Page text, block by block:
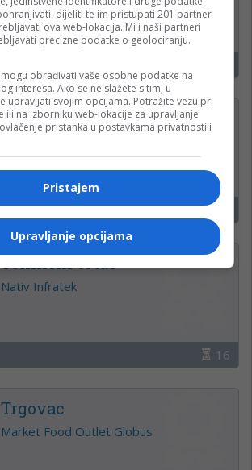
Mozzart
Kuvar u restoranu (M/Ž)
16
Tehnički crtač
Nativ Infratek
16
Trgovac
Market Food Outlet Globus
dijeliti te im pristupati 201 partner
ova web-lokacija. Mi i naši partneri
precizne podatke o geolociranju.
obrađivati vaše osobne podatke na
interesa. Ako se ne slažete s tim, u
upravljati svojim opcijama. Potražite vezu pri
ili na izborniku web-lokacije za upravljanje
pristanka u postavkama privatnosti i
Pristajem
Upravljanje opcijama